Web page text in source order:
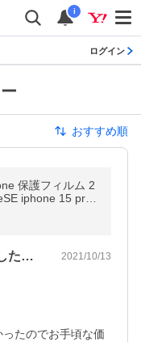
i
ログイン
おすすめ順
保護フィルム 2
iphone 15 pro
二第三世代 iPho
た… 2021/10/13
たのでお手頃な価